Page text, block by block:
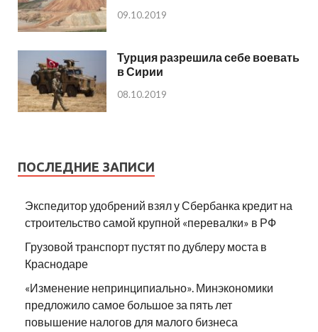
09.10.2019
Турция разрешила себе воевать
в Сирии
08.10.2019
ПОСЛЕДНИЕ ЗАПИСИ
Экспедитор удобрений взял у Сбербанка кредит на
строительство самой крупной «перевалки» в РФ
Грузовой транспорт пустят по дублеру моста в
Краснодаре
«Изменение непринципиально». Минэкономики
предложило самое большое за пять лет
повышение налогов для малого бизнеса